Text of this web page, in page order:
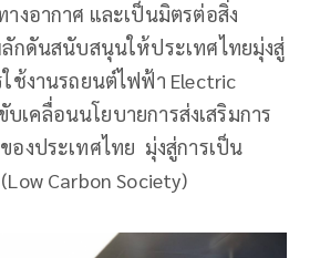
งอากาศ และเป็นมิตรต่อสิ่ง
กดันสนับสนุนให้ประเทศไทยมุ่งสู่
ช้งานรถยนต์ไฟฟ้า Electric
บเคลื่อนนโยบายการส่งเสริมการ
งประเทศไทย มุ่งสู่การเป็น
Carbon Society)